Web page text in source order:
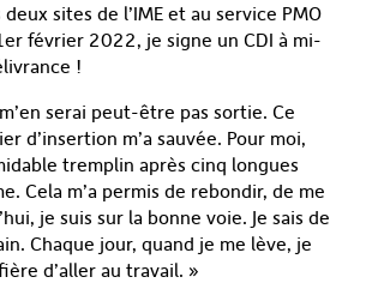
sites de l’IME et au service PMO
er février 2022, je signe un CDI à mi-
!
serai peut-être pas sortie. Ce
d’insertion m’a sauvée. Pour moi,
tremplin après cinq longues
Cela m’a permis de rebondir, de me
je suis sur la bonne voie. Je sais de
Chaque jour, quand je me lève, je
d’aller au travail. »